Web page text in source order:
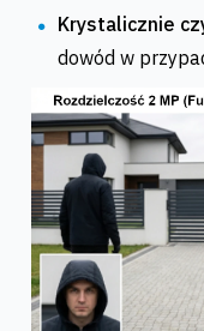
Krystalicznie
dowód w